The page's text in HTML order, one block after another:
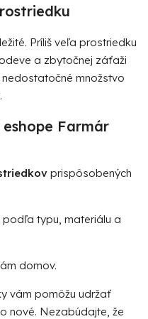
Príliš veľa prostriedku
a zbytočnej záťaži
množstvo
Farmár
prispôsobených
typu, materiálu a
domov.
vám pomôžu udržať
nové. Nezabúdajte, že